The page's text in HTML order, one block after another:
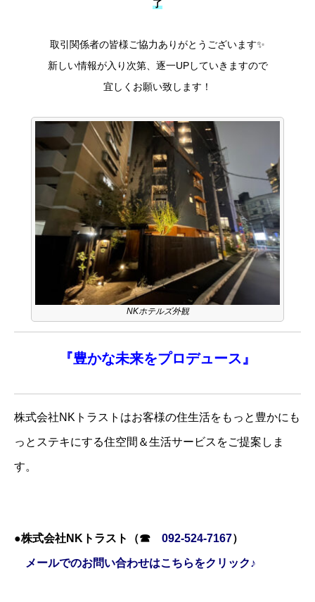
了
取引関係者の皆様ご協力ありがとうございます✨
新しい情報が入り次第、逐一UPしていきますので
宜しくお願い致します！
NKホテルズ外観
『豊かな未来をプロデュース』
株式会社NKトラストはお客様の住生活をもっと豊かにも
っとステキにする住空間＆生活サービスをご提案しま
す。
●株式会社NKトラスト（☎ 092-524-7167）
メールでのお問い合わせはこちらをクリック♪